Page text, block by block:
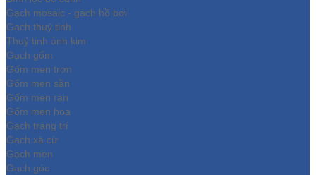
Gạch mosaic - gạch hồ bơi
Gạch thuỷ tinh
Thuỷ tinh ánh kim
Gạch gốm
Gốm men trơn
Gốm men sần
Gốm men rạn
Gốm men hoa
Gạch trang trí
Gạch xà cừ
Gạch men
Gạch góc